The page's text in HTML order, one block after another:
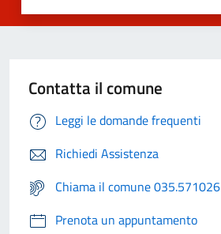
Contatta il comune
Leggi le domande frequenti
Richiedi Assistenza
Chiama il comune 035.571026
Prenota un appuntamento